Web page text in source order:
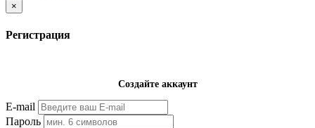
×
Регистрация
Создайте аккаунт
E-mail
Пароль